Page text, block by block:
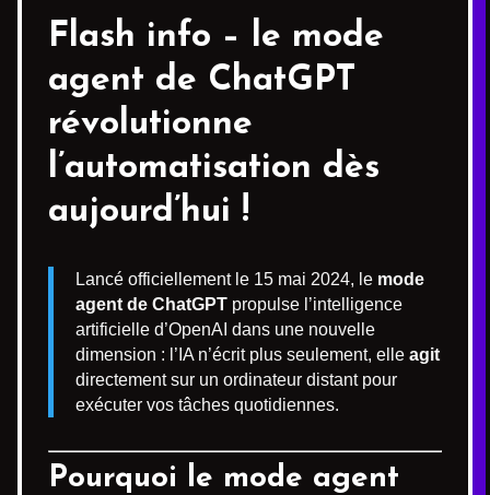
Flash info – le mode
agent de ChatGPT
révolutionne
l’automatisation dès
aujourd’hui !
Lancé officiellement le 15 mai 2024, le mode
agent de ChatGPT propulse l’intelligence
artificielle d’OpenAI dans une nouvelle
dimension : l’IA n’écrit plus seulement, elle agit
directement sur un ordinateur distant pour
exécuter vos tâches quotidiennes.
Pourquoi le mode agent